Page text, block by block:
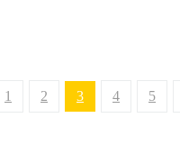
1 2 3 4 5